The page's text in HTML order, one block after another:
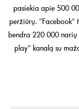
pasiekia apie 500
peržiūrų. "Facebook"
bendra 220 000 narių
play" kanalą su